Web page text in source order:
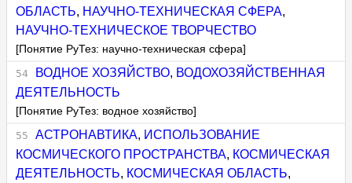
ОБЛАСТЬ, НАУЧНО-ТЕХНИЧЕСКАЯ СФЕРА,
НАУЧНО-ТЕХНИЧЕСКОЕ ТВОРЧЕСТВО
[Понятие РуТез: научно-техническая сфера]
ВОДНОЕ ХОЗЯЙСТВО, ВОДОХОЗЯЙСТВЕННАЯ
ДЕЯТЕЛЬНОСТЬ
[Понятие РуТез: водное хозяйство]
АСТРОНАВТИКА, ИСПОЛЬЗОВАНИЕ
КОСМИЧЕСКОГО ПРОСТРАНСТВА, КОСМИЧЕСКАЯ
ДЕЯТЕЛЬНОСТЬ, КОСМИЧЕСКАЯ ОБЛАСТЬ,